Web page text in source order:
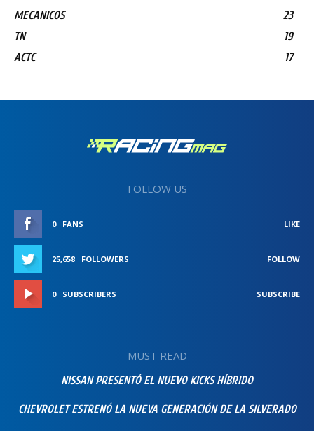
MECANICOS
23
TN
19
ACTC
17
FOLLOW US
0 FANS LIKE
25,658 FOLLOWERS FOLLOW
0 SUBSCRIBERS SUBSCRIBE
MUST READ
NISSAN PRESENTÓ EL NUEVO KICKS HÍBRIDO
CHEVROLET ESTRENÓ LA NUEVA GENERACIÓN DE LA SILVERADO